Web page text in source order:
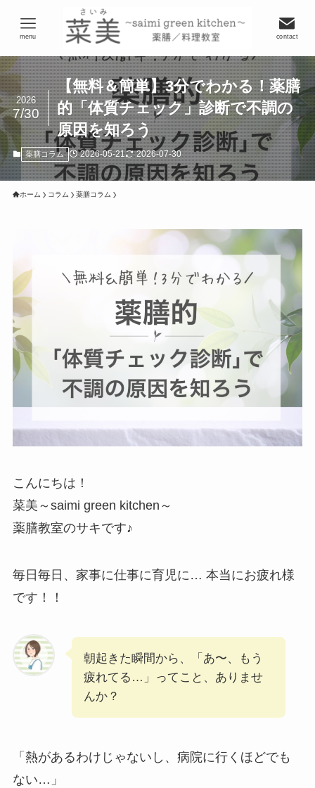
contact
menu
【無料＆簡単】3分でわかる！薬膳
的「体質チェック」診断で不調の
原因を知ろう
2026
7/30
薬膳コラム 2026-05-21 2026-07-30
ホーム コラム 薬膳コラム
こんにちは！
菜美～saimi green kitchen～
薬膳教室のサキです♪
毎日毎日、家事に仕事に育児に… 本当にお疲れ様
です！！
朝起きた瞬間から、「あ〜、もう
疲れてる…」ってこと、ありませ
んか？
「熱があるわけじゃないし、病院に行くほどでも
ない…」